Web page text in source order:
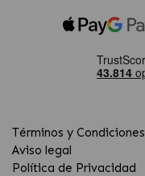
Términos y Condiciones
Aviso legal
Política de Privacidad